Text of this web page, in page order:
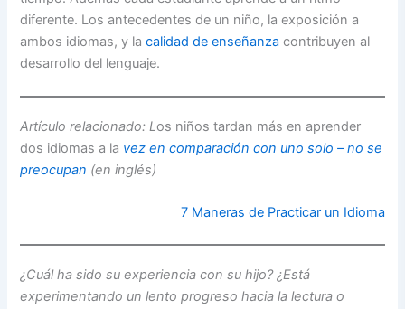
diferente. Los antecedentes de un niño, la exposición a
ambos idiomas, y lacalidad de enseñanza contribuyen al
desarrollo del lenguaje.
Artículo relacionado: Los niños tardan más en aprender
dos idiomas a la vez en comparación con uno solo – no se
preocupan (en inglés)
7 Maneras de Practicar un Idioma
¿Cuál ha sido su experiencia con su hijo? ¿Está
experimentando un lento progreso hacia la lectura o